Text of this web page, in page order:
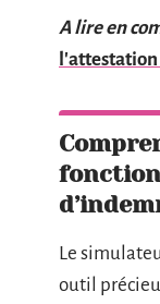
A lire en
l'attestation
Le
outil